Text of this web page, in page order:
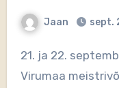
Jaan sept.
21. ja 22. septembril toimusid Ojasaarel Lääne-
Virumaa